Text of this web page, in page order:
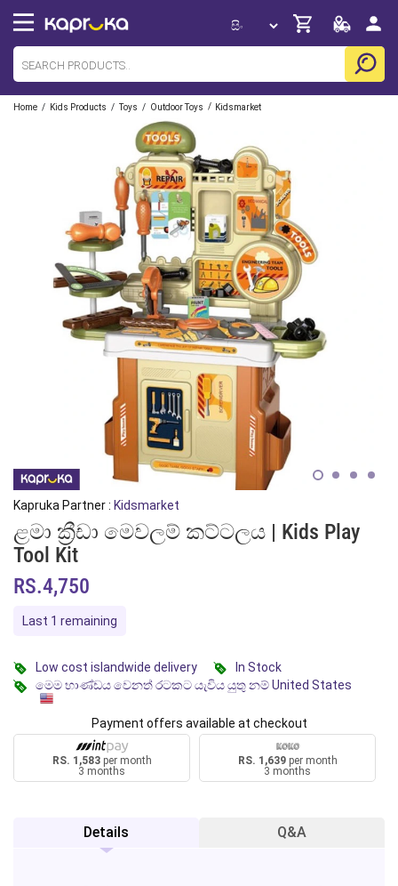
Home / Kids Products / Toys / Outdoor Toys / Kidsmarket
Kapruka Partner : Kidsmarket
ළමා ක්‍රීඩා මෙවලම් කට්ටලය | Kids Play
Tool Kit
RS.4,750
Last 1 remaining
Low cost islandwide delivery
In Stock
මෙම භාණ්ඩය වෙනත් රටකට යැවිය යුතු නම් United States
Payment offers available at checkout
RS. 1,583per month
3 months
RS. 1,639per month
3 months
Details Q&A